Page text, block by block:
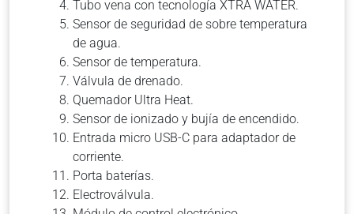
Tubo vena con tecnología XTRA WATER.
Sensor de seguridad de sobre temperatura
de agua.
Sensor de temperatura.
Válvula de drenado.
Quemador Ultra Heat.
Sensor de ionizado y bujía de encendido.
Entrada micro USB-C para adaptador de
corriente.
Porta baterías.
Electroválvula.